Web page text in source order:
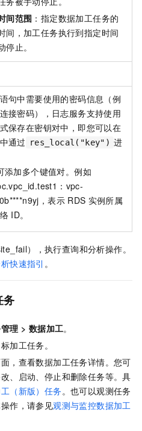
间范围 ：指定数据加工任务的
间，加工任务执行到指定时间
停止。
句中需要使用的密码信息（例
接密码），日志服务支持使用
保存在密钥对中，即您可以在
通过
res_local("key") 进
添加多个键值对。例如
：vpc-
，表示 RDS 实例所属
ID。
），执行查询和分析操作。
快速指引 。
务
理 > 数据加工。
加工任务。
，查看数据加工任务详情。您可
、启动、停止和删除任务等。具
（新版）任务 。也可以观测任务
作，请参见观测与监控数据加工